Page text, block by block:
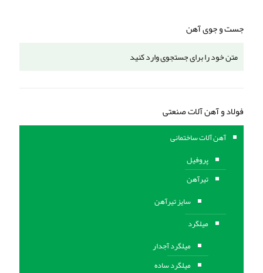
جست و جوی آهن
فولاد و آهن آلات صنعتی
آهن آلات ساختمانی
پروفیل
تیرآهن
سایز تیرآهن
میلگرد
میلگرد آجدار
میلگرد ساده